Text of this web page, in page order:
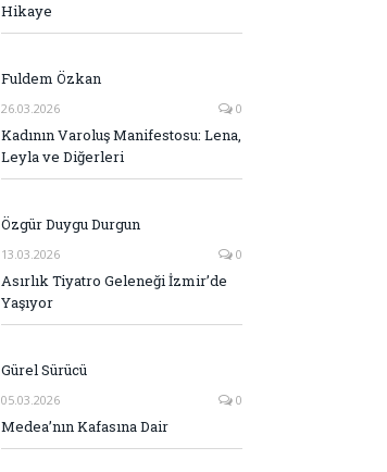
Hikaye
Fuldem Özkan
26.03.2026 0
Kadının Varoluş Manifestosu: Lena,
Leyla ve Diğerleri
Özgür Duygu Durgun
13.03.2026 0
Asırlık Tiyatro Geleneği İzmir’de
Yaşıyor
Gürel Sürücü
05.03.2026 0
Medea’nın Kafasına Dair